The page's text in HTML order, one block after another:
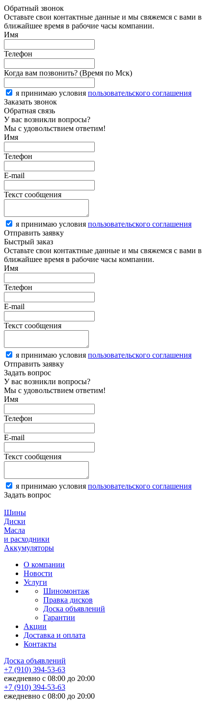
Обратный звонок
Оставьте свои контактные данные и мы свяжемся с вами в
ближайшее время в рабочие часы компании.
Имя
Телефон
Когда вам позвонить? (Время по Мск)
я принимаю условия пользовательского соглашения
Заказать звонок
Обратная связь
У вас возникли вопросы?
Мы с удовольствием ответим!
Имя
Телефон
E-mail
Текст сообщения
я принимаю условия пользовательского соглашения
Отправить заявку
Быстрый заказ
Оставьте свои контактные данные и мы свяжемся с вами в
ближайшее время в рабочие часы компании.
Имя
Телефон
E-mail
Текст сообщения
я принимаю условия пользовательского соглашения
Отправить заявку
Задать вопрос
У вас возникли вопросы?
Мы с удовольствием ответим!
Имя
Телефон
E-mail
Текст сообщения
я принимаю условия пользовательского соглашения
Задать вопрос
Шины
Диски
Масла
и расходники
Аккумуляторы
О компании
Новости
Услуги
Шиномонтаж
Правка дисков
Доска объявлений
Гарантии
Акции
Доставка и оплата
Контакты
Доска объявлений
+7 (910) 394-53-63
ежедневно с 08:00 до 20:00
+7 (910) 394-53-63
ежедневно с 08:00 до 20:00